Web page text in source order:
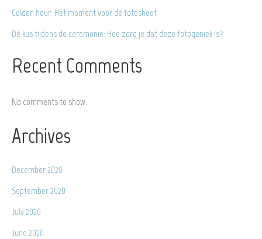
Golden hour: Hét moment voor de fotoshoot
Dé kus tijdens de ceremonie: Hoe zorg je dat deze fotogeniek is?
Recent Comments
No comments to show.
Archives
December 2020
September 2020
July 2020
June 2020